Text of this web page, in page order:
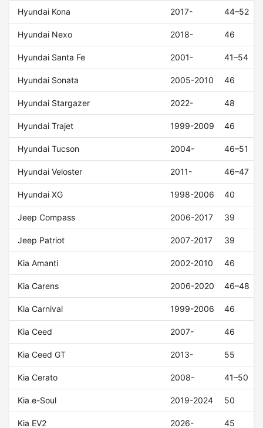
Hyundai Kona 2017- 44–52
Hyundai Nexo 2018- 46
Hyundai Santa Fe 2001- 41–54
Hyundai Sonata 2005-2010 46
Hyundai Stargazer 2022- 48
Hyundai Trajet 1999-2009 46
Hyundai Tucson 2004- 46–51
Hyundai Veloster 2011- 46–47
Hyundai XG 1998-2006 40
Jeep Compass 2006-2017 39
Jeep Patriot 2007-2017 39
Kia Amanti 2002-2010 46
Kia Carens 2006-2020 46–48
Kia Carnival 1999-2006 46
Kia Ceed 2007- 46
Kia Ceed GT 2013- 55
Kia Cerato 2008- 41–50
Kia e-Soul 2019-2024 50
Kia EV2 2026- 45